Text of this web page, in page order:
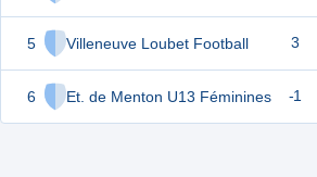
5 Villeneuve Loubet Football
6 Et. de Menton U13 Féminines
3
-1